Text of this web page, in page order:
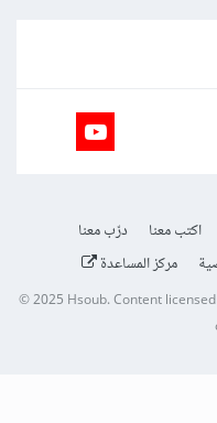
اكتب معنا
درّب معنا
مركز المساعدة
© 2025Hsoub.Content